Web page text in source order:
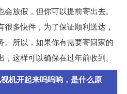
放假，但你可以提前寄出去。
多快件，为了保证顺利送达，
。所以，如果你有需要寄回家的
这样可以确保在过年前收到。
机开起来呜呜响，是什么原